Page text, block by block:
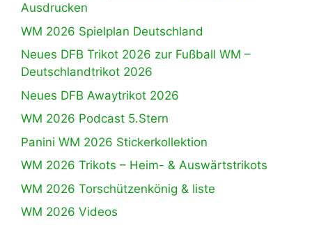
Ausdrucken
WM 2026 Spielplan Deutschland
Neues DFB Trikot 2026 zur Fußball WM –
Deutschlandtrikot 2026
Neues DFB Awaytrikot 2026
WM 2026 Podcast 5.Stern
Panini WM 2026 Stickerkollektion
WM 2026 Trikots – Heim- & Auswärtstrikots
WM 2026 Torschützenkönig & liste
WM 2026 Videos